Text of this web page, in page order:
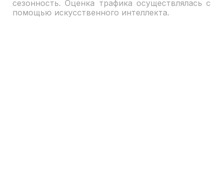
сезонность. Оценка трафика осуществлялась с
помощью искусственного интеллекта.